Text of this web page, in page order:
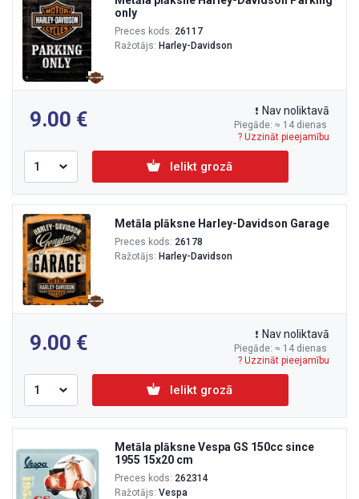
only
Preces kods: 26117
Ražotājs: Harley-Davidson
9.00 Piegāde: ≈ 14 dienas
Nav noliktavā
? Uzzināt pieejamību
Ielikt grozā
Metāla plāksne Harley-Davidson Garage
Preces kods: 26178
Ražotājs: Harley-Davidson
9.00 Piegāde: ≈ 14 dienas
Nav noliktavā
? Uzzināt pieejamību
Ielikt grozā
Metāla plāksne Vespa GS 150cc since
1955 15x20 cm
Preces kods: 262314
Ražotājs: Vespa